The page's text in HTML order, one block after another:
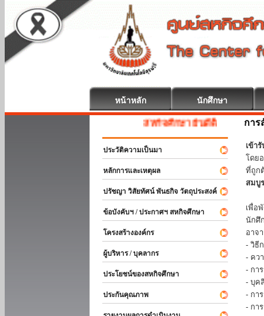
หน้าหลัก นักศึกษา
สหกิจศึกษา ยินดีต้อนรับ
ประวัติความเป็นมา
หลักการและเหตุผล
ปรัชญา วิสัยทัศน์ พันธกิจ วัตถุประสงค์
ข้อบังคับฯ / ประกาศฯ สหกิจศึกษา
โครงสร้างองค์กร
ผู้บริหาร / บุคลากร
ประโยชน์ของสหกิจศึกษา
ประกันคุณภาพ
การ
เข้า
โดย
ที่ถูก
สมบู
เพื่อ
นักศึ
อาจ
- วิธี
- คว
- กา
- บุค
- กา
- กา